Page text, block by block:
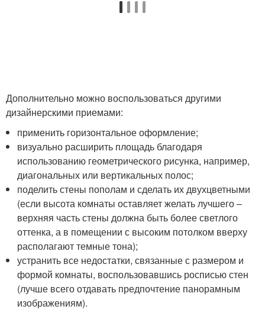
Дополнительно можно воспользоваться другими
дизайнерскими приемами:
применить горизонтальное оформление;
визуально расширить площадь благодаря
использованию геометрического рисунка, например,
диагональных или вертикальных полос;
поделить стены пополам и сделать их двухцветными
(если высота комнаты оставляет желать лучшего –
верхняя часть стены должна быть более светлого
оттенка, а в помещении с высоким потолком вверху
располагают темные тона);
устранить все недостатки, связанные с размером и
формой комнаты, воспользовавшись росписью стен
(лучше всего отдавать предпочтение панорамным
изображениям).